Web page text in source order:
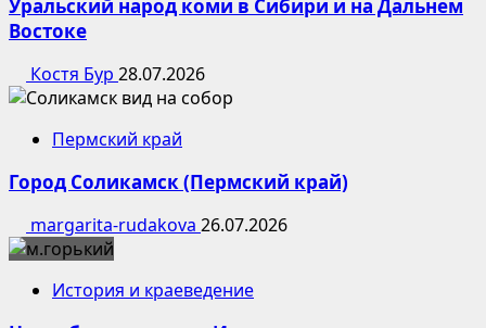
Уральский народ коми в Сибири и на Дальнем
Востоке
Костя Бур 28.07.2026
Пермский край
Город Соликамск (Пермский край)
margarita-rudakova 26.07.2026
История и краеведение